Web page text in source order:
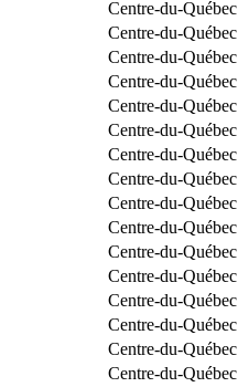
Centre-du-Québec
Centre-du-Québec
Centre-du-Québec
Centre-du-Québec
Centre-du-Québec
Centre-du-Québec
Centre-du-Québec
Centre-du-Québec
Centre-du-Québec
Centre-du-Québec
Centre-du-Québec
Centre-du-Québec
Centre-du-Québec
Centre-du-Québec
Centre-du-Québec
Centre-du-Québec